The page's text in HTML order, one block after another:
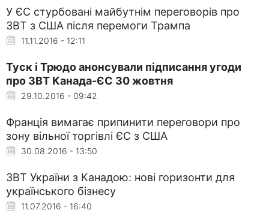
У ЄС стурбовані майбутнім переговорів про
ЗВТ з США після перемоги Трампа
11.11.2016 - 12:11
Туск і Трюдо анонсували підписання угоди
про ЗВТ Канада-ЄС 30 жовтня
29.10.2016 - 09:42
Франція вимагає припинити переговори про
зону вільної торгівлі ЄС з США
30.08.2016 - 13:50
ЗВТ України з Канадою: нові горизонти для
українського бізнесу
11.07.2016 - 16:40